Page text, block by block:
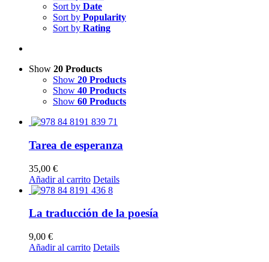
Sort by Date
Sort by Popularity
Sort by Rating
Show 20 Products
Show 20 Products
Show 40 Products
Show 60 Products
Tarea de esperanza
35,00 €
Añadir al carrito Details
La traducción de la poesía
9,00 €
Añadir al carrito Details